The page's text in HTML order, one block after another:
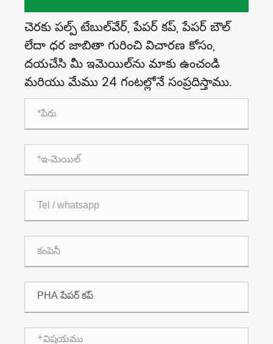
చెరకు పల్ప్ టేబుల్‌వేర్, పేపర్ కప్, పేపర్ బౌల్
లేదా ధర జాబితా గురించి విచారణ కోసం,
దయచేసి మీ ఇమెయిల్‌ను మాకు ఉంచండి
మరియు మేము 24 గంటల్లోనే సంప్రదిస్తాము.